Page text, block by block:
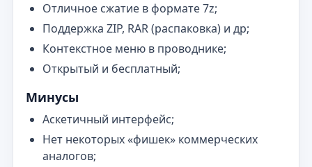
Отличное сжатие в формате 7z;
Поддержка ZIP, RAR (распаковка) и др;
Контекстное меню в проводнике;
Открытый и бесплатный;
Минусы
Аскетичный интерфейс;
Нет некоторых «фишек» коммерческих
аналогов;